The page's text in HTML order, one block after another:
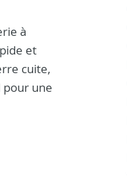
à
et
cuite,
pour une